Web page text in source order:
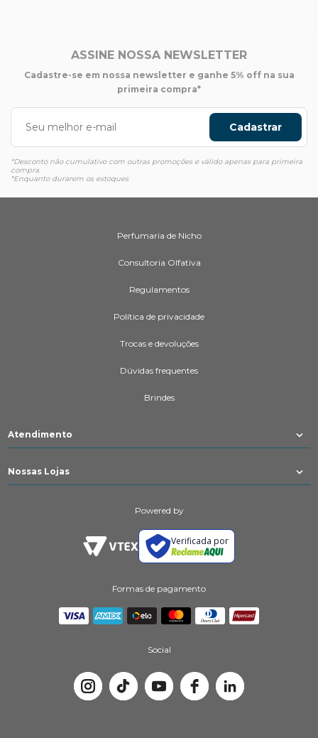
ASSINE NOSSA NEWSLETTER
Cadastre-se em nossa newsletter e ganhe 5% off na sua
primeira compra*
Cadastrar
*Desconto não cumulativo com outras promoções e válido apenas para primeira
compra.
*Enquanto durarem os estoques
Perfumaria de Nicho
Consultoria Olfativa
Regulamentos
Política de privacidade
Trocas e devoluções
Dúvidas frequentes
Brindes
Atendimento
Nossas Lojas
Powered by
Verificada por
Formas de pagamento
Social